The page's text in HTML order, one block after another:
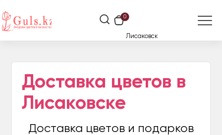
0
Лисаковск
Доставка цветов в
Лисаковске
Доставка цветов и подарков